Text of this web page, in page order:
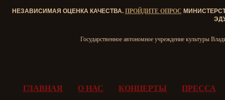
НЕЗАВИСИМАЯ ОЦЕНКА КАЧЕСТВА. ПРОЙДИТЕ ОПРОС
Государственное автономное учреждение культуры
ГЛАВНАЯ О НАС КОНЦЕРТЫ ПРЕССА